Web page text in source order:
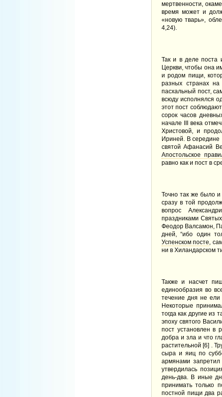
мертвенности,
время может и
«новую тварь»,
4,24).
Так и в деле поста
Церкви, чтобы она
и родом пищи,
разных странах
пасхальный пост,
всюду исполнялся
этот пост
сорок часов
начале ІІІ века
Христовой, и
Ириней. В середине
святой Афанасий
Апостольское
равно как и пост в
Точно так же было
сразу в той
вопрос
праздниками
Феодор Валсамон,
дней, “ибо один
Успенском посте,
ни в Хиландарском
Также и насчет
единообразия во
течение дня не ели
Некоторые
тогда как другие
эпоху святого
пост установлен в
добра и зла и что
растительной [6] .
сыра и яиц по
армянами
утвердилась
день-два. В иные
принимать только
постной пищи два